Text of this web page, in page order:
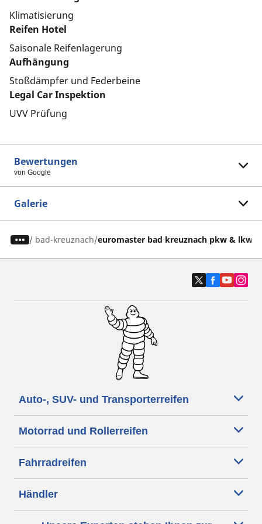
Klimatisierung
Reifen Hotel
Saisonale Reifenlagerung
Aufhängung
Stoßdämpfer und Federbeine
Legal Car Inspektion
UVV Prüfung
Bewertungen
von Google
Galerie
/ bad-kreuznach euromaster bad kreuznach pkw & lkw
Auto-, SUV- und Transporterreifen
Motorrad und Rollerreifen
Fahrradreifen
Händler